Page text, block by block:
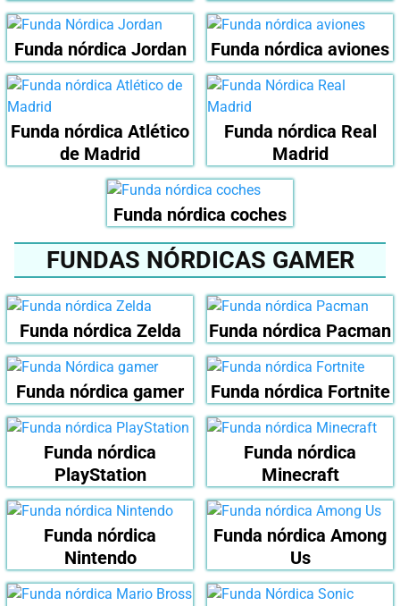
Funda nórdica Jordan Funda nórdica aviones
Funda nórdica Atlético
de Madrid
Funda nórdica Real
Madrid
Funda nórdica coches
FUNDAS NÓRDICAS GAMER
Funda nórdica Zelda Funda nórdica Pacman
Funda nórdica gamer Funda nórdica Fortnite
Funda nórdica
PlayStation
Funda nórdica
Minecraft
Funda nórdica
Nintendo
Funda nórdica Among
Us